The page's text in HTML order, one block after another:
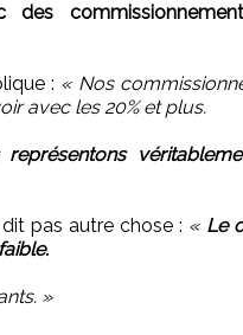
: « Nos
avec les 20% et plus.
représentons
pas autre chose : « Le
»